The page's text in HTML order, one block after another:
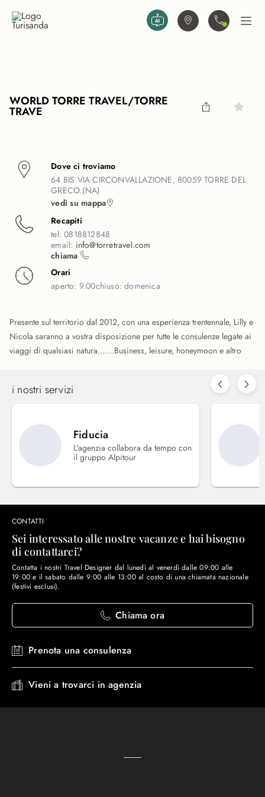
Trova agenziaContattaciApri
WORLD TORRE TRAVEL/TORRE
TRAVE
Dove ci troviamo
64 BIS VIA CIRCONVALLAZIONE, 80059 TORRE DEL
GRECO (NA)
vedi su mappa
Recapiti
tel:0818812848
email: info@torretravel.com
chiama
Orari
aperto: 9.00chiuso:domenica
Presente sul territorio dal 2012, con una esperienza trentennale, Lilly e
Nicola saranno a vostra disposizione per tutte le consulenze legate ai
viaggi di qualsiasi natura.......Business, leisure, honeymoon e altro
i nostri servizi
Fiducia
L'agenzia collabora da tempo con
il gruppo Alpitour
CONTATTI
Sei interessato alle nostre vacanze e hai bisogno
di contattarci?
Contatta i nostri Travel Designer dal lunedì al venerdì dalle 09:00 alle
19:00 e il sabato dalle 9:00 alle 13:00 al costo di una chiamata nazionale
(festivi esclusi).
Chiama ora
Prenota una consulenza
Vieni a trovarci in agenzia